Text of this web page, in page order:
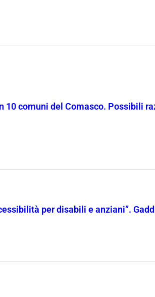
10 comuni del Comasco. Possibili
per disabili e anziani”.